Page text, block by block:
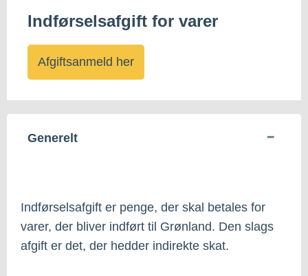
Indførselsafgift for varer
Afgiftsanmeld her
Generelt
Indførselsafgift er penge, der skal betales for
varer, der bliver indført til Grønland. Den slags
afgift er det, der hedder indirekte skat.